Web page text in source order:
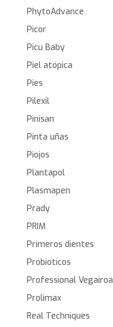
PhytoAdvance
Picor
Picu Baby
Piel atópica
Pies
Pilexil
Pinisan
Pinta uñas
Piojos
Plantapol
Plasmapen
Prady
PRIM
Primeros dientes
Probioticos
Professional Vegairoa
Prolimax
Real Techniques